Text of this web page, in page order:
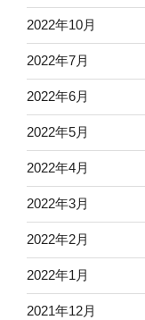
2022年10月
2022年7月
2022年6月
2022年5月
2022年4月
2022年3月
2022年2月
2022年1月
2021年12月